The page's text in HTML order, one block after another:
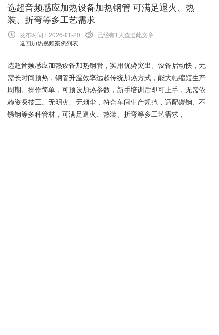
选超音频感应加热设备加热钢管 可满足退火、热
装、折弯等多工艺需求
发布时间：2026-01-20 已经有1 人查过此文章
返回加热视频案例列表
选超音频感应加热设备加热钢管，实用优势突出。设备启动快，无
需长时间预热，钢管升温效率远超传统加热方式，能大幅缩短生产
周期。操作简单，可预设加热参数，新手培训后即可上手，无需依
赖资深技工。无明火、无烟尘，符合车间生产规范，适配碳钢、不
锈钢等多种管材，可满足退火、热装、折弯等多工艺需求，